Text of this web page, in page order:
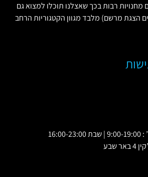
מחנויות רבות בכך שאצלנו תוכלו למצוא גם
הצגת מרשם) מלבד מגוון הקטגוריות הרחב